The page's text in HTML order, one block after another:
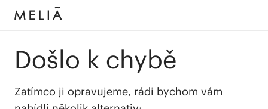
Došlo k chybě
Zatímco ji opravujeme, rádi bychom vám